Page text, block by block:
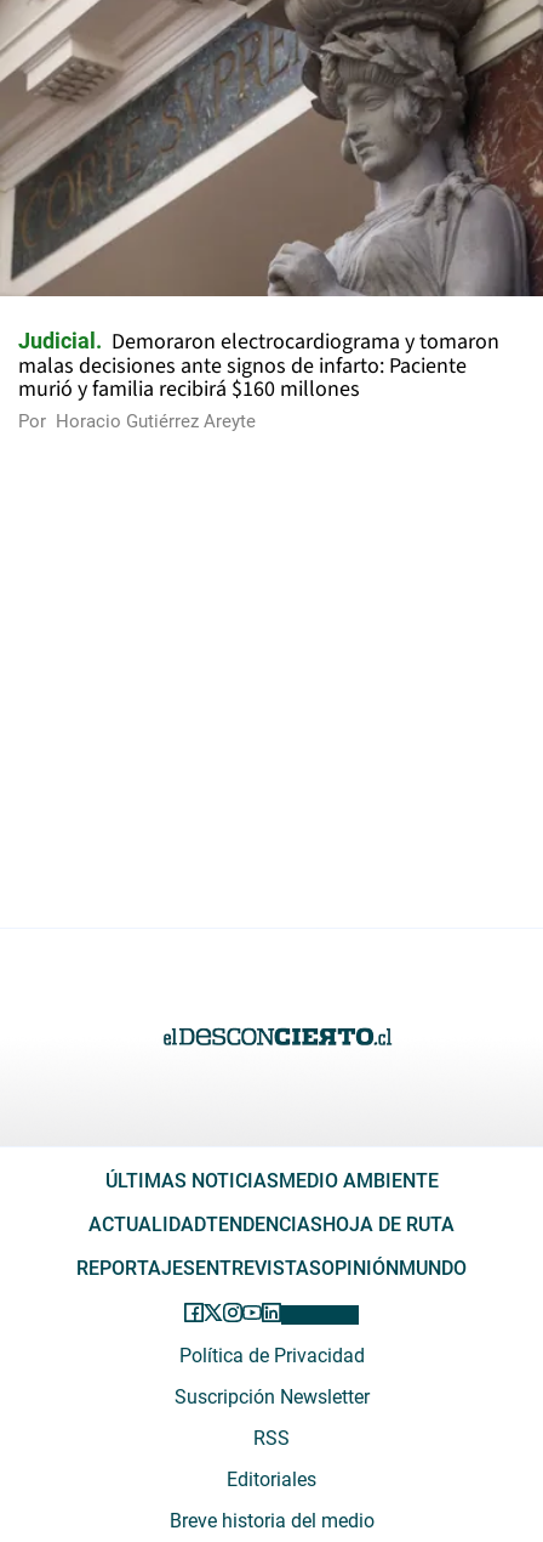
Judicial
Demoraron electrocardiograma y tomaron
malas decisiones ante signos de infarto: Paciente
murió y familia recibirá $160 millones
Por Horacio Gutiérrez Areyte
ÚLTIMAS NOTICIASMEDIO AMBIENTE
ACTUALIDADTENDENCIASHOJA DE RUTA
REPORTAJESENTREVISTASOPINIÓNMUNDO
Política de Privacidad
Suscripción Newsletter
RSS
Editoriales
Breve historia del medio